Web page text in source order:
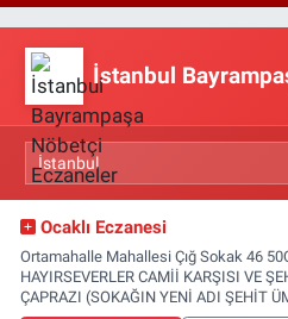
İstanbul
Ocaklı Eczanesi
Ortamahalle Mahallesi Çığ Sokak 46
HAYIRSEVERLER CAMİİ KARŞISI VE
ÇAPRAZI (SOKAĞIN YENİ ADI ŞEHİT